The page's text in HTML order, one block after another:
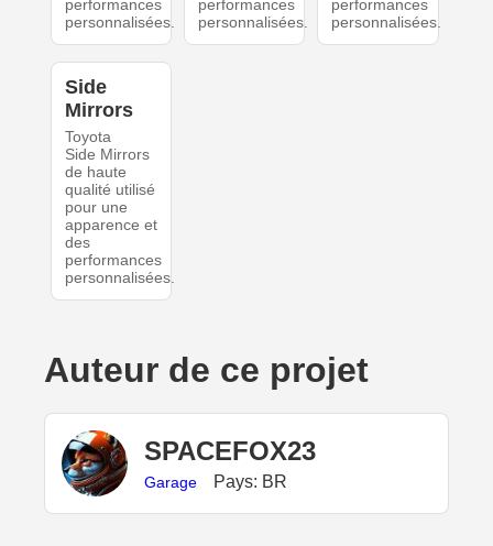
performances
personnalisées.
performances
personnalisées.
performances
personnalisées.
Side
Mirrors
Toyota
Side Mirrors
de haute
qualité utilisé
pour une
apparence et
des
performances
personnalisées.
Auteur de ce projet
SPACEFOX23
Garage Pays: BR